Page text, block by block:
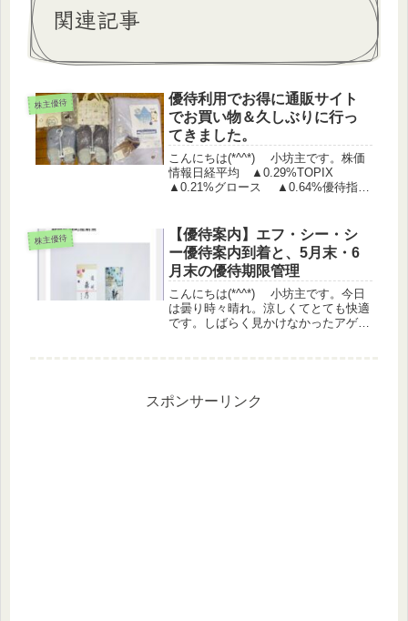
関連記事
株主優待
優待利用でお得に通販サイト
でお買い物＆久しぶりに行っ
てきました。
こんにちは(*^^*) 小坊主です。株価
情報日経平均 ▲0.29%TOPIX
▲0.21%グロース ▲0.64%優待指
柄 +▲0.47%3%以上を...
株主優待
【優待案内】エフ・シー・シ
ー優待案内到着と、5月末・6
月末の優待期限管理
こんにちは(*^^*) 小坊主です。今日
は曇り時々晴れ。涼しくてとても快適
です。しばらく見かけなかったアゲハ
スポンサーリンク